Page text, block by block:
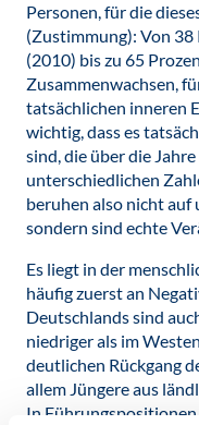
Personen, für die
(Zustimmung): Von
(2010) bis zu 65
Zusammenwachsen,
tatsächlichen inneren
wichtig, dass es
sind, die über die
unterschiedlichen
beruhen also nicht
sondern sind echte
Es liegt in der
häufig zuerst an
Deutschlands sind
niedriger als im
deutlichen Rückgang
allem Jüngere aus
In